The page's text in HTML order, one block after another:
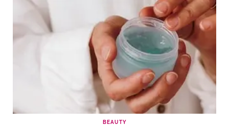
BEAUTY